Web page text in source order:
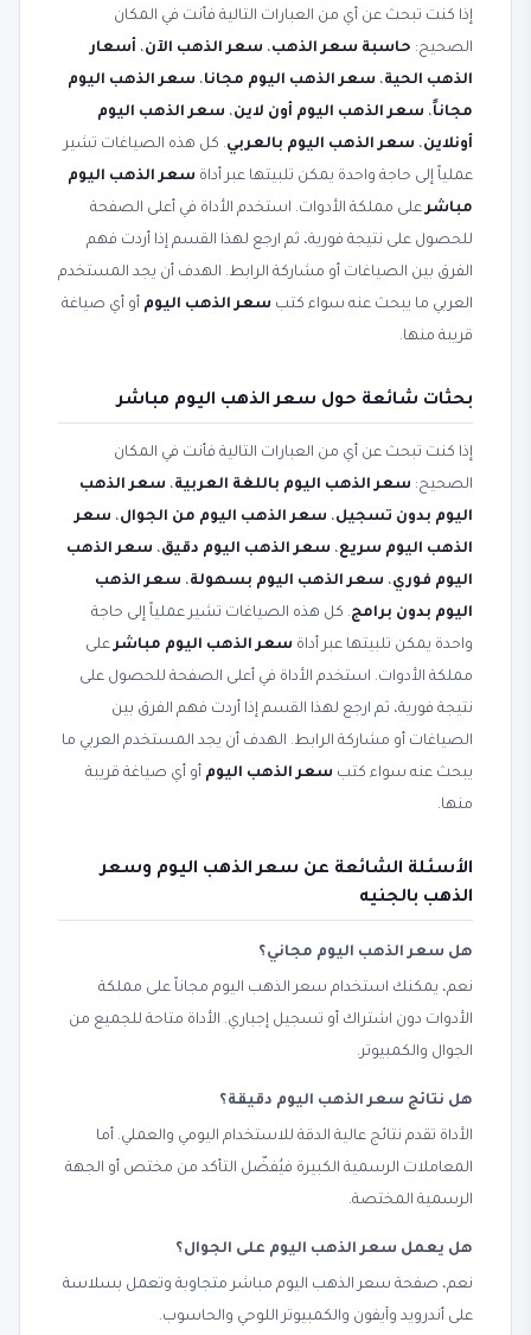
إذا كنت تبحث عن أي من العبارات التالية فأنت في المكان
الصحيح: حاسبة سعر الذهب، سعر الذهب الآن، أسعار
الذهب الحية، سعر الذهب اليوم مجانا، سعر الذهب اليوم
مجاناً، سعر الذهب اليوم أون لاين، سعر الذهب اليوم
أونلاين، سعر الذهب اليوم بالعربي. كل هذه الصياغات تشير
عملياً إلى حاجة واحدة يمكن تلبيتها عبر أداة سعر الذهب اليوم
مباشرعلى مملكة الأدوات. استخدم الأداة في أعلى الصفحة
للحصول على نتيجة فورية، ثم ارجع لهذا القسم إذا أردت فهم
الفرق بين الصياغات أو مشاركة الرابط. الهدف أن يجد المستخدم
العربي ما يبحث عنه سواء كتب سعر الذهب اليوم أو أي صياغة
قريبة منها.
بحثات شائعة حول سعر الذهب اليوم مباشر
إذا كنت تبحث عن أي من العبارات التالية فأنت في المكان
الصحيح: سعر الذهب اليوم باللغة العربية، سعر الذهب
اليوم بدون تسجيل، سعر الذهب اليوم من الجوال، سعر
الذهب اليوم سريع، سعر الذهب اليوم دقيق، سعر الذهب
اليوم فوري، سعر الذهب اليوم بسهولة، سعر الذهب
اليوم بدون برامج. كل هذه الصياغات تشير عملياً إلى حاجة
واحدة يمكن تلبيتها عبر أداة سعر الذهب اليوم مباشرعلى
مملكة الأدوات. استخدم الأداة في أعلى الصفحة للحصول على
نتيجة فورية، ثم ارجع لهذا القسم إذا أردت فهم الفرق بين
الصياغات أو مشاركة الرابط. الهدف أن يجد المستخدم العربي ما
يبحث عنه سواء كتب سعر الذهب اليوم أو أي صياغة قريبة
منها.
الأسئلة الشائعة عن سعر الذهب اليوم وسعر
الذهب بالجنيه
هل سعر الذهب اليوم مجاني؟
نعم، يمكنك استخدام سعر الذهب اليوم مجاناً على مملكة
الأدوات دون اشتراك أو تسجيل إجباري. الأداة متاحة للجميع من
الجوال والكمبيوتر.
هل نتائج سعر الذهب اليوم دقيقة؟
الأداة تقدم نتائج عالية الدقة للاستخدام اليومي والعملي. أما
المعاملات الرسمية الكبيرة فيُفضّل التأكد من مختص أو الجهة
الرسمية المختصة.
هل يعمل سعر الذهب اليوم على الجوال؟
نعم، صفحة سعر الذهب اليوم مباشر متجاوبة وتعمل بسلاسة
على أندرويد وآيفون والكمبيوتر اللوحي والحاسوب.